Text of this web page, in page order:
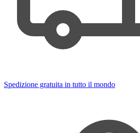
Spedizione gratuita in tutto il mondo